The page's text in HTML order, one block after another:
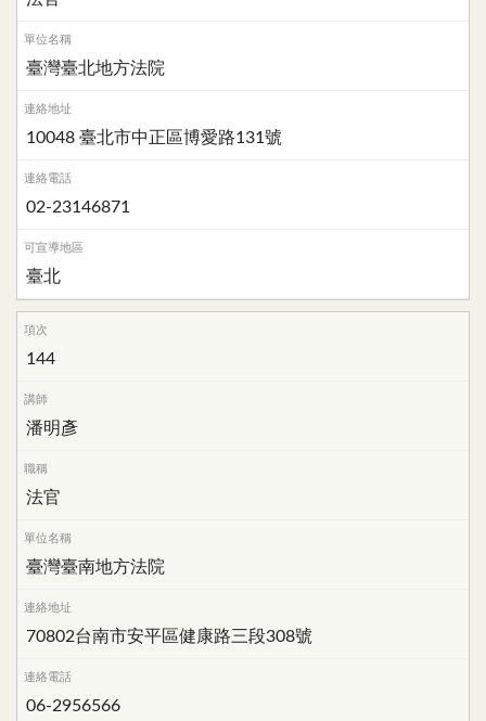
臺灣臺北地方法院
10048 臺北市中正區博愛路131號
02-23146871
臺北
144
潘明彥
法官
臺灣臺南地方法院
70802台南市安平區健康路三段308號
06-2956566